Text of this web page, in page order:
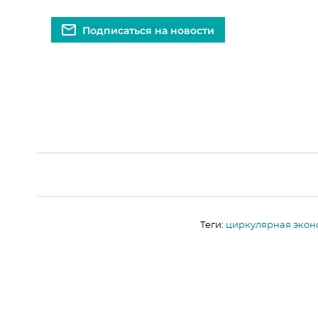
Подписаться на новости
Теги: циркулярная